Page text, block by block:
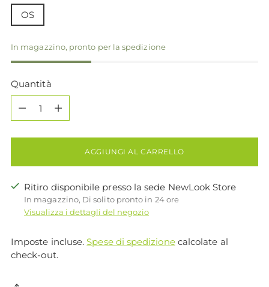
OS
In magazzino, pronto per la spedizione
Quantità
AGGIUNGI AL CARRELLO
Ritiro disponibile presso la sede NewLook Store
In magazzino, Di solito pronto in 24 ore
Visualizza i dettagli del negozio
Imposte incluse.Spese di spedizionecalcolate al
check-out.